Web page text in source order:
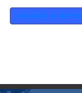
VOLVER A